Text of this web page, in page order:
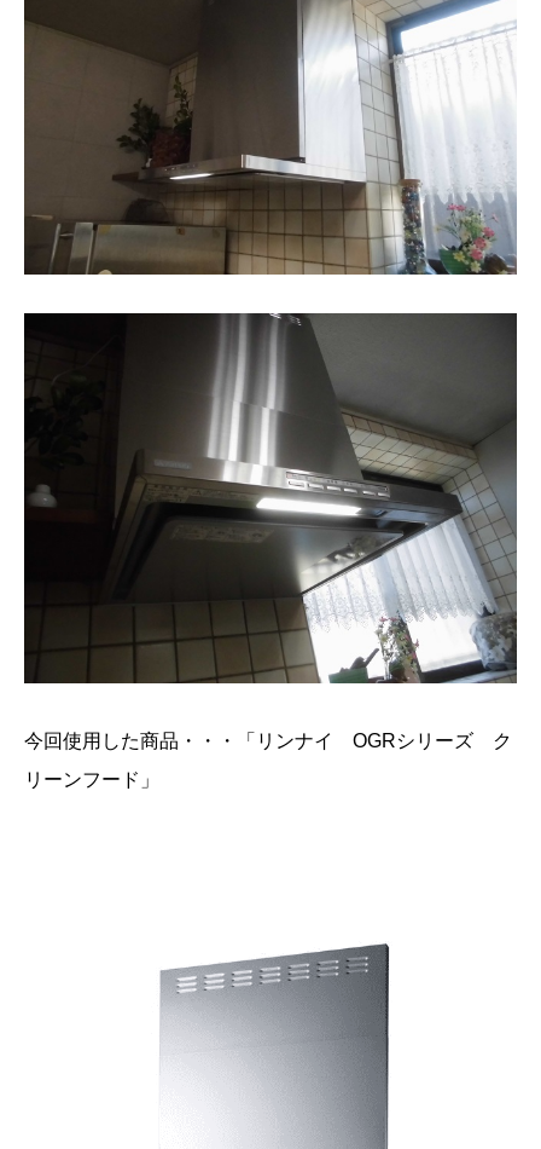
今回使用した商品・・・「リンナイ OGRシリーズ ク
リーンフード」